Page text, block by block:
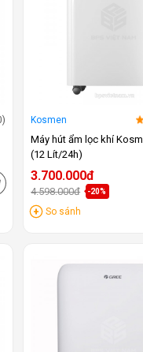
Kosmen
Máy hút ẩm lọc khí
(12 Lít/24h)
3.700.000đ
4.598.000đ -20%
So sánh